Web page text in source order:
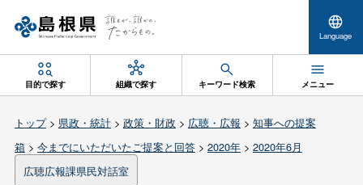
Language
目的で探す 組織で探す キーワード検索 メニュー
トップ> 県政・統計> 政策・財政 > 広聴・広報 > 知事への提案
箱> 今までにいただいたご提案と回答> 2020年> 2020年6月
広聴広報課県民対話室